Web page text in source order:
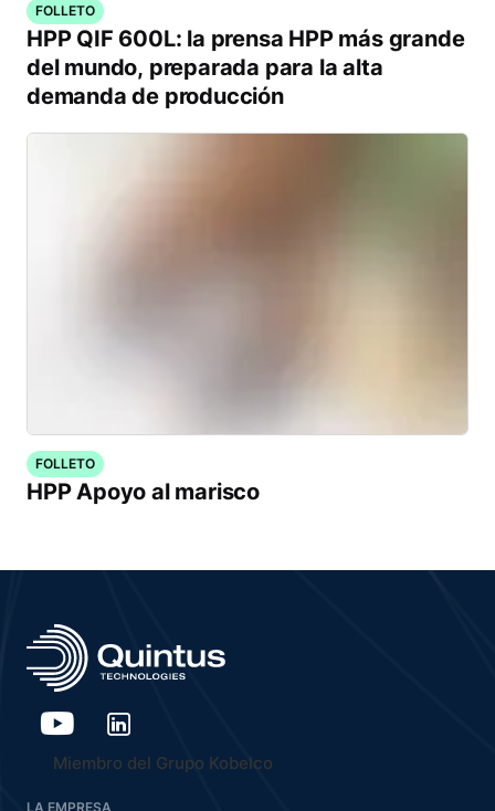
FOLLETO
HPP QIF 600L: la prensa HPP más grande
del mundo, preparada para la alta
demanda de producción
FOLLETO
HPP Apoyo al marisco
Miembro del Grupo Kobelco
LA EMPRESA